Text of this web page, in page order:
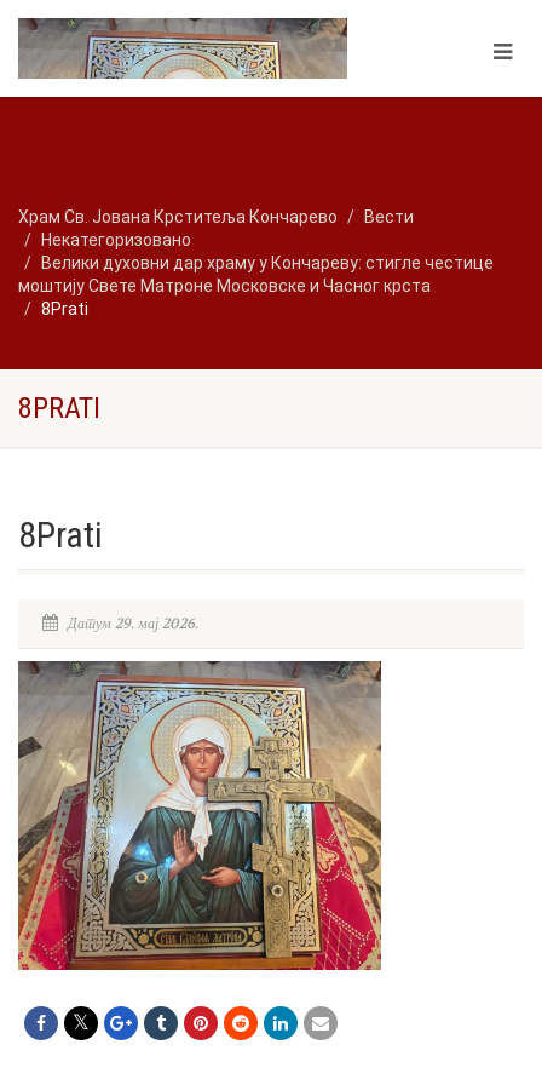
Храм Св. Јована Крститеља Кончарево
Вести
Некатегоризовано
Велики духовни дар храму у Кончареву: стигле честице
моштију Свете Матроне Московске и Часног крста
8Prati
8PRATI
8Prati
Датум 29. мај 2026.